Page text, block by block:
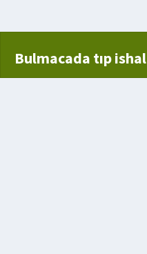
Bulmacada tıp ishal